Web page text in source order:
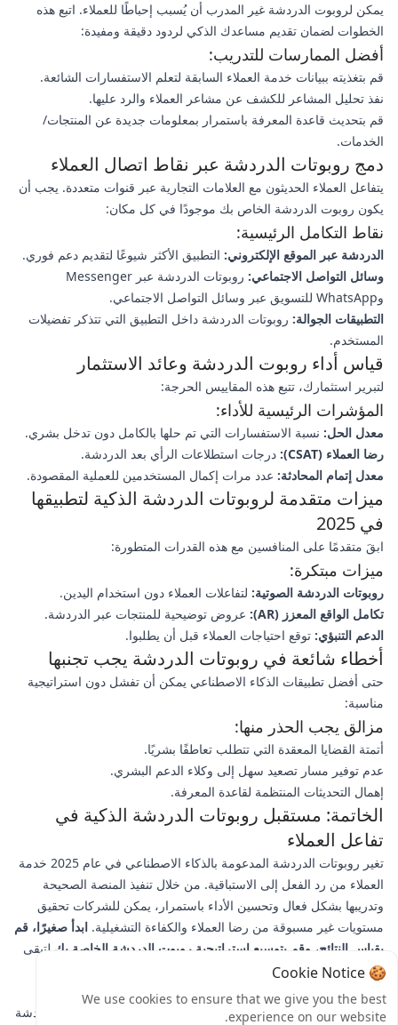
يمكن لروبوت الدردشة غير المدرب أن يُسبب إحباطًا للعملاء. اتبع هذه
الخطوات لضمان تقديم مساعدك الذكي لردود دقيقة ومفيدة:
أفضل الممارسات للتدريب:
قم بتغذيته ببيانات خدمة العملاء السابقة لتعلم الاستفسارات الشائعة.
نفذ تحليل المشاعر للكشف عن مشاعر العملاء والرد عليها.
قم بتحديث قاعدة المعرفة باستمرار بمعلومات جديدة عن المنتجات/
الخدمات.
دمج روبوتات الدردشة عبر نقاط اتصال العملاء
يتفاعل العملاء الحديثون مع العلامات التجارية عبر قنوات متعددة. يجب أن
يكون روبوت الدردشة الخاص بك موجودًا في كل مكان:
نقاط التكامل الرئيسية:
الدردشة عبر الموقع الإلكتروني: التطبيق الأكثر شيوعًا لتقديم دعم فوري.
وسائل التواصل الاجتماعي:
روبوتات الدردشة عبر Messenger
وWhatsApp للتسويق عبر وسائل التواصل الاجتماعي.
التطبيقات الجوالة: روبوتات الدردشة داخل التطبيق التي تتذكر تفضيلات
المستخدم.
قياس أداء روبوت الدردشة وعائد الاستثمار
لتبرير استثمارك، تتبع هذه المقاييس الحرجة:
المؤشرات الرئيسية للأداء:
معدل الحل: نسبة الاستفسارات التي تم حلها بالكامل دون تدخل بشري.
رضا العملاء (CSAT):
درجات استطلاعات الرأي بعد الدردشة.
معدل إتمام المحادثة: عدد مرات إكمال المستخدمين للعملية المقصودة.
ميزات متقدمة لروبوتات الدردشة الذكية لتطبيقها
في 2025
ابقَ متقدمًا على المنافسين مع هذه القدرات المتطورة:
ميزات مبتكرة:
روبوتات الدردشة الصوتية: لتفاعلات العملاء دون استخدام اليدين.
تكامل الواقع المعزز (AR):
عروض توضيحية للمنتجات عبر الدردشة.
الدعم التنبؤي: توقع احتياجات العملاء قبل أن يطلبوا.
أخطاء شائعة في روبوتات الدردشة يجب تجنبها
حتى أفضل تطبيقات الذكاء الاصطناعي يمكن أن تفشل دون استراتيجية
مناسبة:
مزالق يجب الحذر منها:
أتمتة القضايا المعقدة التي تتطلب تعاطفًا بشريًا.
عدم توفير مسار تصعيد سهل إلى وكلاء الدعم البشري.
إهمال التحديثات المنتظمة لقاعدة المعرفة.
الخاتمة: مستقبل روبوتات الدردشة الذكية في
تفاعل العملاء
تغير روبوتات الدردشة المدعومة بالذكاء الاصطناعي في عام 2025 خدمة
العملاء من رد الفعل إلى الاستباقية. من خلال تنفيذ المنصة الصحيحة
وتدريبها بشكل فعال وتحسين الأداء باستمرار، يمكن للشركات تحقيق
مستويات غير مسبوقة من رضا العملاء والكفاءة التشغيلية. ابدأ صغيرًا، قم
بقياس النتائج، وقم بتوسيع استراتيجية روبوت الدردشة الخاصة بك لتبقى
منافسًا في السوق المدعوم بالذكاء الاصطناعي.
هل أنت مستعد لإحداث ثورة في تفاعل عملائك؟
احجز استشارة
خبرائنا في الذكاء الاصطناعي اليوم أو شارك تجاربك مع روبوتات الدردشة
🍪 Cookie Notice
We use cookies to ensure that we give you the best
experience on our website.